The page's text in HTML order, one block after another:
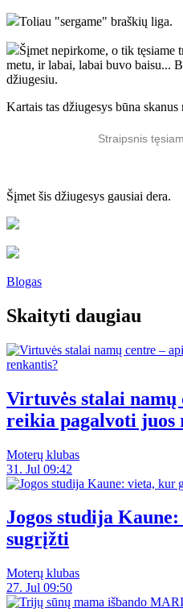
Toliau "sergame" braškių liga.
Šįmet nepirkome, o tik tęsiame
metu, ir labai, labai buvo baisu...
džiugesiu.
Kartais tas džiugesys būna skanus
Straipsnis
Šįmet šis džiugesys gausiai dera.
Blogas
Skaityti daugiau
Virtuvės stalai namų
reikia pagalvoti juos
Moterų klubas
31. Jul 09:42
Jogos studija
sugrįžti
Moterų klubas
27. Jul 09:50